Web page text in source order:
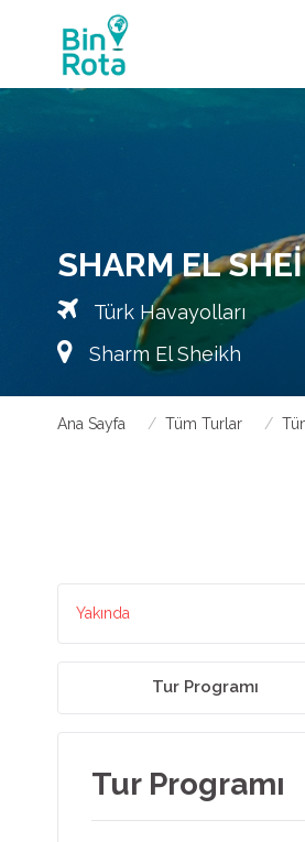
SHARM EL
Türk Havayolları
Sharm El Sheikh
Ana Sayfa Tüm Turlar
Yakında
Tur Programı
Tur Programı